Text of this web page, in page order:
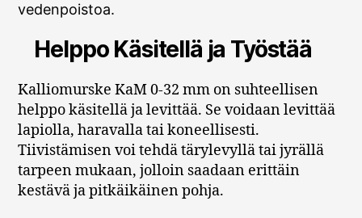
vedenpoistoa.
Helppo Käsitellä ja Työstää
Kalliomurske KaM 0-32 mm on suhteellisen
helppo käsitellä ja levittää. Se voidaan levittää
lapiolla, haravalla tai koneellisesti.
Tiivistämisen voi tehdä tärylevyllä tai jyrällä
tarpeen mukaan, jolloin saadaan erittäin
kestävä ja pitkäikäinen pohja.